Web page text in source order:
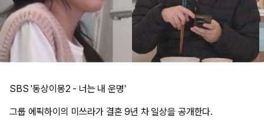
SBS '동상이몽2 - 너는 내 운명'
그룹 에픽하이의 미쓰라가 결혼 9년 차 일상을 공개한다.